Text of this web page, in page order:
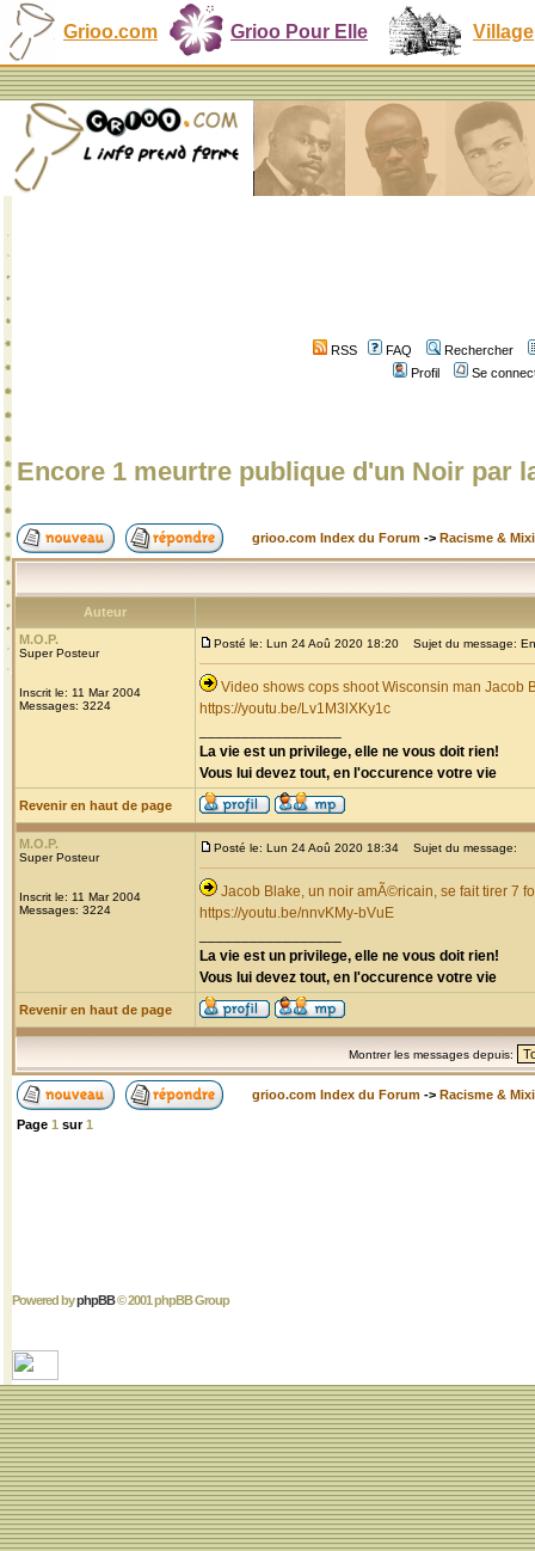
Grioo.com Grioo Pour Elle Village
RSS FAQ
Rechercher
Profil
Se
Encore 1 meurtre publique d'un Noir par
grioo.com Index du Forum -> Racisme &
Auteur
M.O.P.
Super Posteur
Inscrit le: 11 Mar 2004
Messages: 3224
Posté le: Lun 24 Aoû 2020 18:20 Sujet du message:
Video shows cops shoot Wisconsin man Jacob
https://youtu.be/Lv1M3lXKy1c
La vie est un privilege, elle ne vous doit rien!
Vous lui devez tout, en l'occurence votre vie
Revenir en haut de page
M.O.P.
Super Posteur
Inscrit le: 11 Mar 2004
Messages: 3224
Posté le: Lun 24 Aoû 2020 18:34 Sujet du message:
Jacob Blake, un noir amÃ©ricain, se fait tirer 7
https://youtu.be/nnvKMy-bVuE
La vie est un privilege, elle ne vous doit rien!
Vous lui devez tout, en l'occurence votre vie
Revenir en haut de page
Montrer les messages depuis:
grioo.com Index du Forum -> Racisme &
Page 1 sur1
Powered byphpBB© 2001 phpBB Group